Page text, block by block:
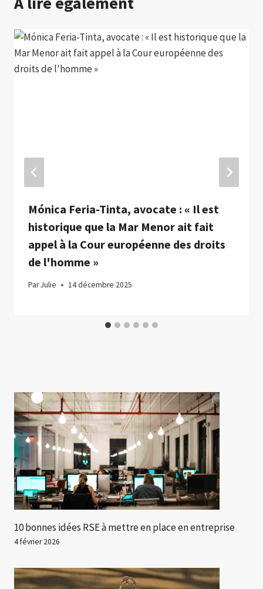
Mónica Feria-Tinta, avocate : « Il est
historique que la Mar Menor ait fait
appel à la Cour européenne des droits
de l'homme »
ParJulie 14 décembre 2025
10 bonnes idées RSE à mettre en place en entreprise
4 février 2026